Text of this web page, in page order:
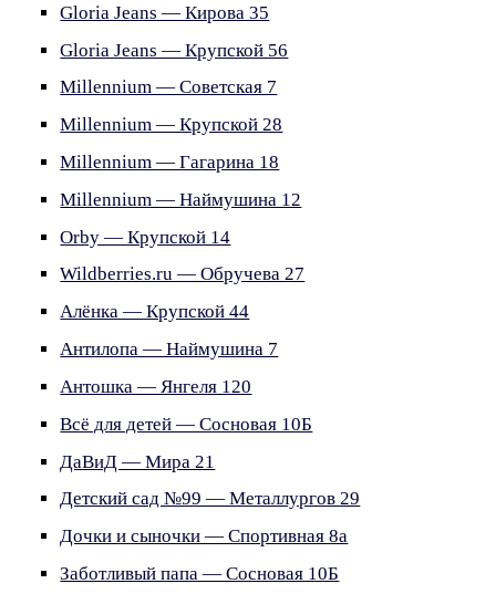
Gloria Jeans — Кирова 35
Gloria Jeans — Крупской 56
Millennium — Советская 7
Millennium — Крупской 28
Millennium — Гагарина 18
Millennium — Наймушина 12
Orby — Крупской 14
Wildberries.ru — Обручева 27
Алёнка — Крупской 44
Антилопа — Наймушина 7
Антошка — Янгеля 120
Всё для детей — Сосновая 10Б
ДаВиД — Мира 21
Детский сад №99 — Металлургов 29
Дочки и сыночки — Спортивная 8а
Заботливый папа — Сосновая 10Б